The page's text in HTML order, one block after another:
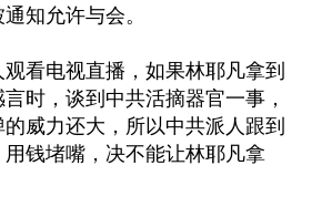
知允许与会。
看电视直播，如果林耶凡拿到
时，谈到中共活摘器官一事，
威力还大，所以中共派人跟到
钱堵嘴，决不能让林耶凡拿